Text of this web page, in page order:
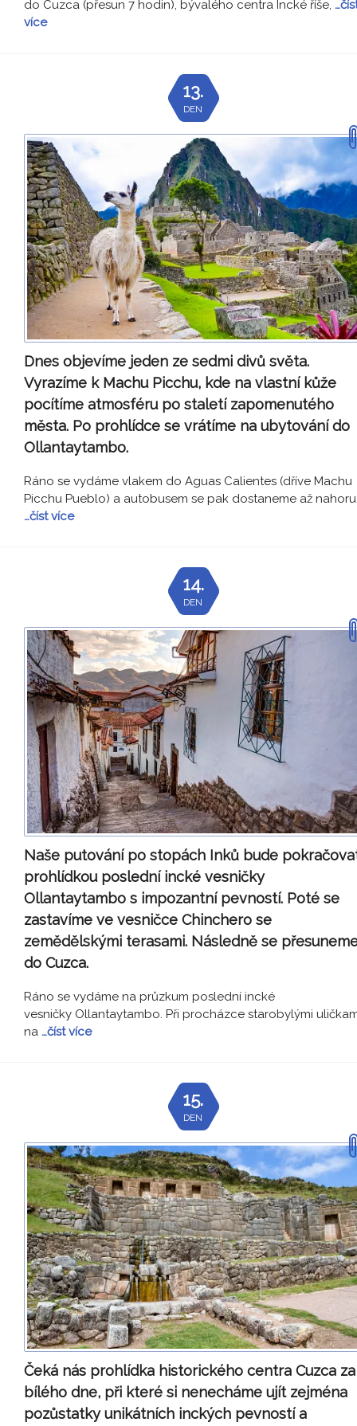
do Cuzca (přesun 7 hodin), bývalého centra Incké říše,
více
13.
DEN
Dnes objevíme jeden ze sedmi divů světa.
Vyrazíme k Machu Picchu, kde na vlastní kůže
pocítíme atmosféru po staletí zapomenutého
města. Po prohlídce se vrátíme na ubytování do
Ollantaytambo.
Ráno se vydáme vlakem do Aguas Calientes (dříve Machu
Picchu Pueblo) a autobusem se pak dostaneme až nahoru
…číst více
14.
DEN
Naše putování po stopách Inků bude
prohlídkou poslední incké vesničky
Ollantaytambo s impozantní pevností. Poté se
zastavíme ve vesničce Chinchero se
zemědělskými terasami. Následně se
do Cuzca.
Ráno se vydáme na průzkum poslední incké
vesničky Ollantaytambo. Při procházce starobylými
na …číst více
15.
DEN
Čeká nás prohlídka historického centra Cuzca za
bílého dne, při které si nenecháme ujít zejména
pozůstatky unikátních inckých pevností a